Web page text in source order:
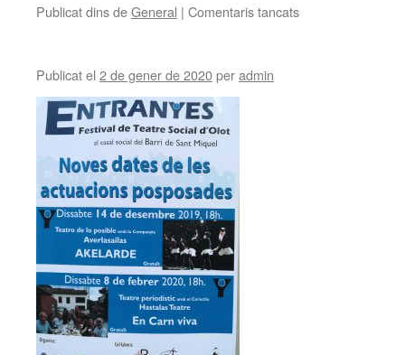
Publicat dins deGeneral | Comentaris tancats
Publicat el 2 de gener de 2020peradmin